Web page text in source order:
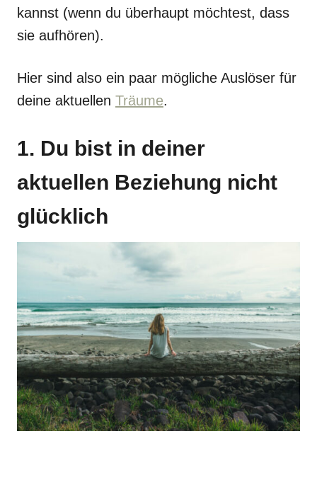
kannst (wenn du überhaupt möchtest, dass
sie aufhören).
Hier sind also ein paar mögliche Auslöser für
deine aktuellen Träume.
1. Du bist in deiner
aktuellen Beziehung nicht
glücklich